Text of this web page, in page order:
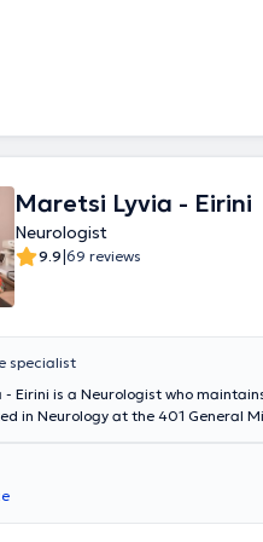
Maretsi Lyvia - Eirini
Neurologist
9.9|69 reviews
specialist
- Eirini is a Neurologist who
in Neurology at the 401 General
at the Korgialeneio - Benakeio E.E.S.
Hospital of Attica "Dafni". In her
diagnosis, and monitoring of
cognitive impairment,